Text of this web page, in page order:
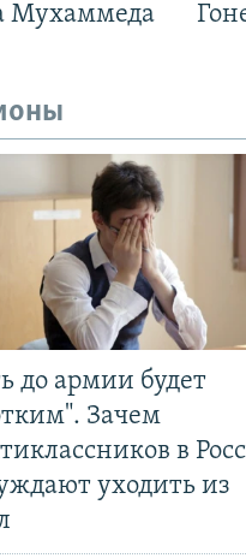
Мухаммеда
до армии будет
Зачем
в
уходить из